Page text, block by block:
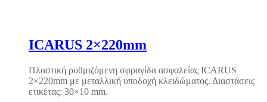
ICARUS 2×220mm
Πλαστική ρυθμιζόμενη σφραγίδα ασφαλείας ICARUS
2×220mm με μεταλλική υποδοχή κλειδώματος. Διαστάσεις
ετικέτας: 30×10 mm.